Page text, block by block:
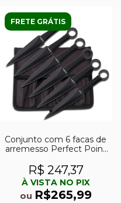
FRETE GRÁTIS
Conjunto com 6 facas de
arremesso Perfect Point
R$ 247,37
À VISTA NO PIX
ou R$265,99